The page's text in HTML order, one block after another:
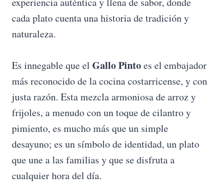
cada plato cuenta una historia de tradición y
naturaleza.
Es innegable que el Gallo Pintoes el embajador
más reconocido de la cocina costarricense, y con
justa razón. Esta mezcla armoniosa de arroz y
frijoles, a menudo con un toque de cilantro y
pimiento, es mucho más que un simple
desayuno; es un símbolo de identidad, un plato
que une a las familias y que se disfruta a
cualquier hora del día.